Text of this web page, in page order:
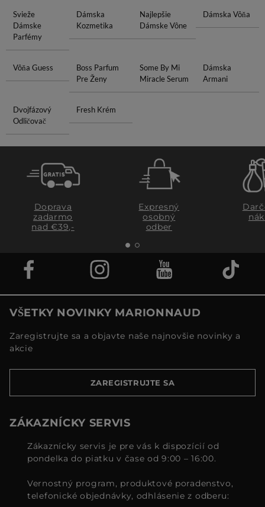
Svieže
Dámske
Parfémy
Dámska
Kozmetika
Najlepšie
Dámske Vône
Dámska Vôňa
Vôňa Guess
Boss Parfum
Pre Ženy
Some By Mi
Miracle Serum
Dámska
Armani
Dvojfázový
Odličovač
Fresh Krém
Doprava
zadarmo
nad €39,-
Expresný
osobný
odber
VŠETKY NOVINKY MARIONNAUD
Zaregistrujte sa a objavte naše najnovšie novinky a
akcie
ZAREGISTRUJTE SA
ZÁKAZNÍCKY SERVIS
Zákaznícky servis je pre vás k dispozícií od
pondelka do piatku v čase od 9:00 – 16:00.
Vernostný program, produktové poradenstvo,
telefonické objednávky, odhlásenie z odberu: